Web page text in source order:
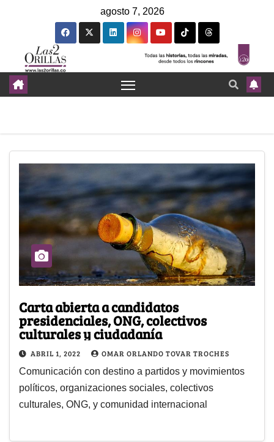
agosto 7, 2026
Carta abierta a candidatos
presidenciales, ONG, colectivos
culturales y ciudadanía
ABRIL 1, 2022 OMAR ORLANDO TOVAR TROCHES
Comunicación con destino a partidos y movimientos
políticos, organizaciones sociales, colectivos
culturales, ONG, y comunidad internacional